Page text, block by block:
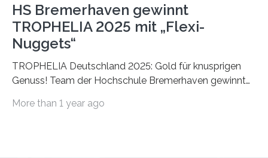
HS Bremerhaven gewinnt
TROPHELIA 2025 mit „Flexi-
Nuggets“
TROPHELIA Deutschland 2025: Gold für knusprigen
Genuss! Team der Hochschule Bremerhaven gewinnt
ECOTROPHELIAMit der Produktidee “Flexi-Nuggets”
More than 1 year ago